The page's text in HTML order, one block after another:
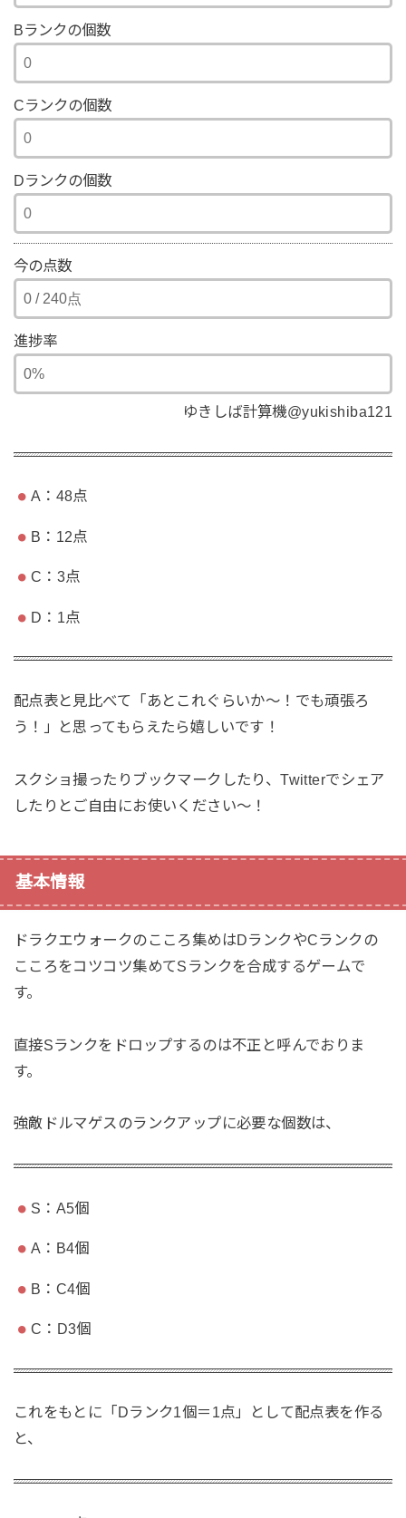
Bランクの個数
Cランクの個数
Dランクの個数
今の点数
進捗率
ゆきしば計算機@yukishiba121
A：48点
B：12点
C：3点
D：1点
配点表と見比べて「あとこれぐらいか〜！でも頑張ろ
う！」と思ってもらえたら嬉しいです！
スクショ撮ったりブックマークしたり、Twitterでシェア
したりとご自由にお使いください〜！
基本情報
ドラクエウォークのこころ集めはDランクやCランクの
こころをコツコツ集めてSランクを合成するゲームで
す。
直接Sランクをドロップするのは不正と呼んでおりま
す。
強敵ドルマゲスのランクアップに必要な個数は、
S：A5個
A：B4個
B：C4個
C：D3個
これをもとに「Dランク1個＝1点」として配点表を作る
と、